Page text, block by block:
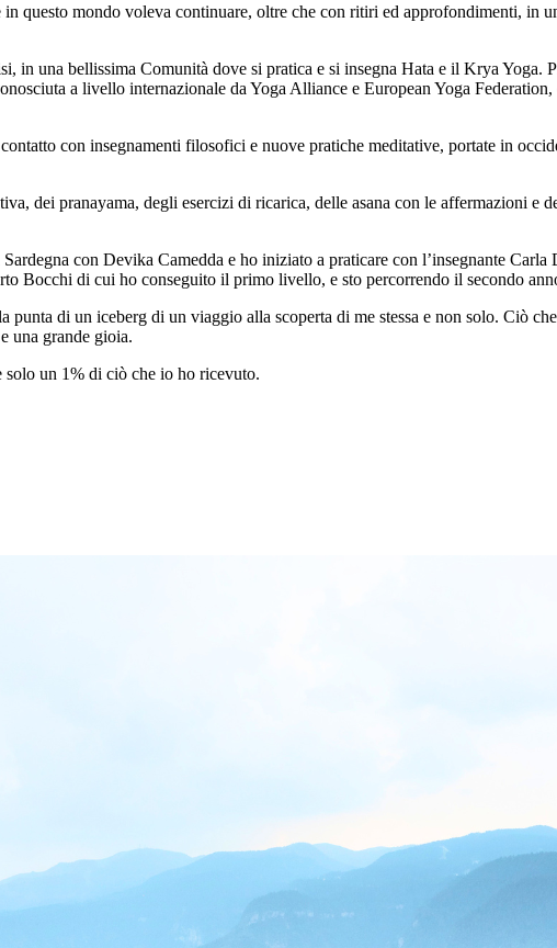
questo mondo voleva continuare, oltre che con ritiri ed approfondimenti, in
in una bellissima Comunità dove si pratica e si insegna Hata e il Krya Yoga.
a livello internazionale da Yoga Alliance e European Yoga
con insegnamenti filosofici e nuove pratiche meditative, portate in
dei pranayama, degli esercizi di ricarica, delle asana con le affermazioni e
con Devika Camedda e ho iniziato a praticare con l’insegnante
Bocchi di cui ho conseguito il primo livello, e sto percorrendo il secondo
di un iceberg di un viaggio alla scoperta di me stessa e non solo. Ciò
una grande gioia.
solo un 1% di ciò che io ho ricevuto.